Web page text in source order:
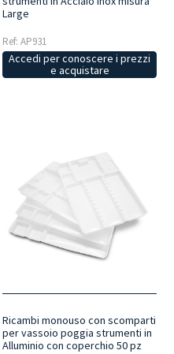
Large
Ref: AP931
Accedi per conoscere i prezzi
e acquistare
Ricambi monouso con scomparti
per vassoio poggia strumenti in
Alluminio con coperchio 50 pz